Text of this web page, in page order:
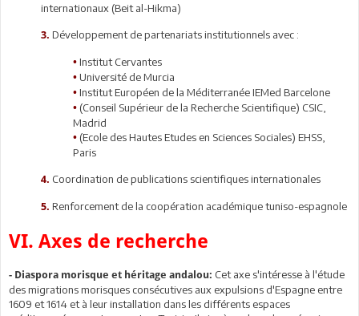
internationaux (Beit al-Hikma)
3. Développement de partenariats institutionnels avec :
• Institut Cervantes
• Université de Murcia
• Institut Européen de la Méditerranée IEMed Barcelone
• (Conseil Supérieur de la Recherche Scientifique) CSIC,
Madrid
• (Ecole des Hautes Etudes en Sciences Sociales) EHSS,
Paris
4. Coordination de publications scientifiques internationales
5. Renforcement de la coopération académique tuniso-espagnole
VI. Axes de recherche
- Diaspora morisque et héritage andalou: Cet axe s'intéresse à l'étude
des migrations morisques consécutives aux expulsions d'Espagne entre
1609 et 1614 et à leur installation dans les différents espaces